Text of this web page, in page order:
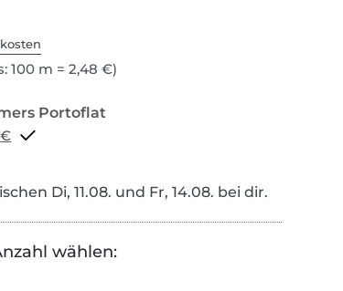
100 m = 2,48 €)
Portoflat schon ab 9,95 €
Di, 11.08. und Fr, 14.08. bei dir.
wählen: